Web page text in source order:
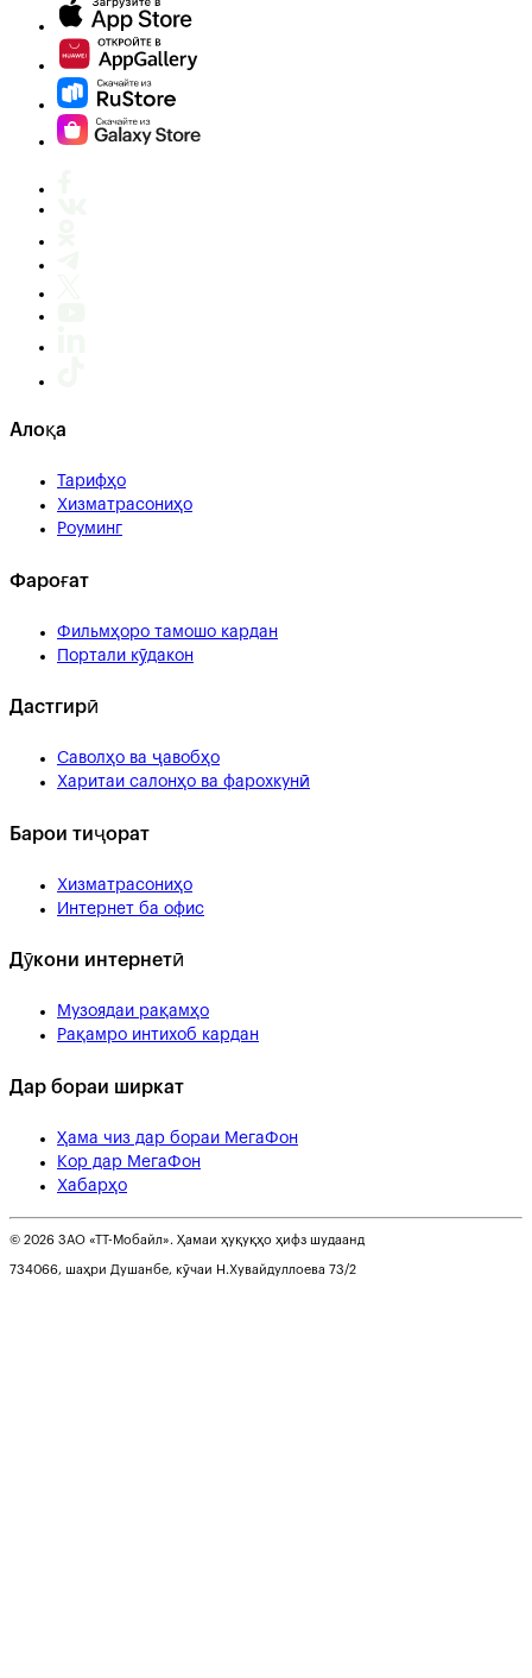
Алоқа
Тарифҳо
Хизматрасониҳо
Роуминг
Фароғат
Фильмҳоро тамошо кардан
Портали кӯдакон
Дастгирӣ
Саволҳо ва ҷавобҳо
Харитаи салонҳо ва фарохкунӣ
Барои тиҷорат
Хизматрасониҳо
Интернет ба офис
Дӯкони интернетӣ
Музоядаи рақамҳо
Рақамро интихоб кардан
Дар бораи ширкат
Ҳама чиз дар бораи МегаФон
Кор дар МегаФон
Хабарҳо
© 2026 ЗАО «ТТ-Мобайл». Ҳамаи ҳуқуқҳо ҳифз шудаанд
734066, шаҳри Душанбе, кӯчаи Н.Хувайдуллоева 73/2